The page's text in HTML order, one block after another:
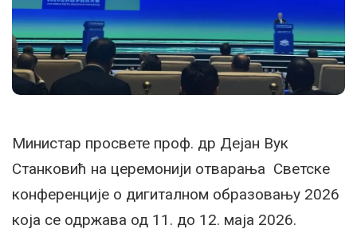
Министар просвете проф. др Дејан Вук
Станковић на церемонији отварања Светске
конференције о дигиталном образовању 2026
која се одржава од 11. до 12. маја 2026.